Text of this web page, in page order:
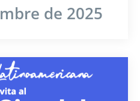
de 2025